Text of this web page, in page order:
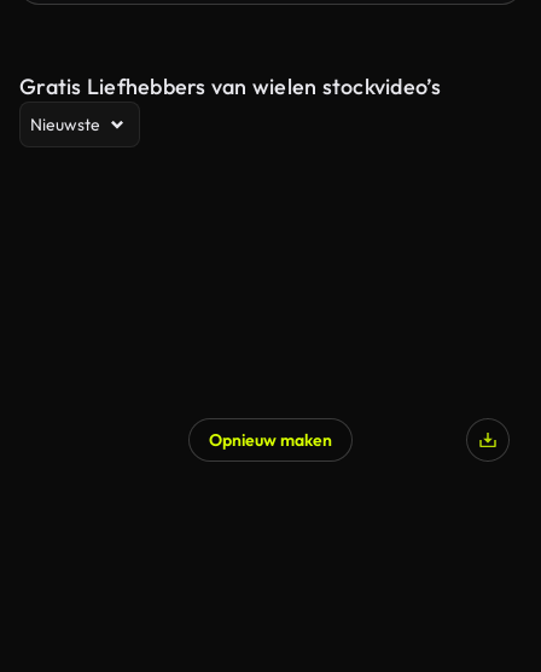
Gratis Liefhebbers van wielen stockvideo’s
Nieuwste
Opnieuw maken